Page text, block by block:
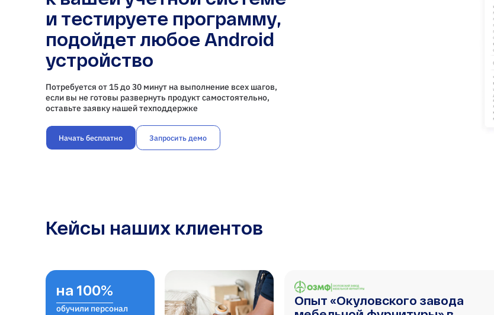
и тестируете программу,
подойдет любое Android
устройство
Потребуется от 15 до 30 минут на выполнение всех шагов,
если вы не готовы развернуть продукт самостоятельно,
оставьте заявку нашей техподдержке
Начать бесплатно Запросить демо
Кейсы наших клиентов
на 100%
обучили персонал
Опыт «Окуловского завода